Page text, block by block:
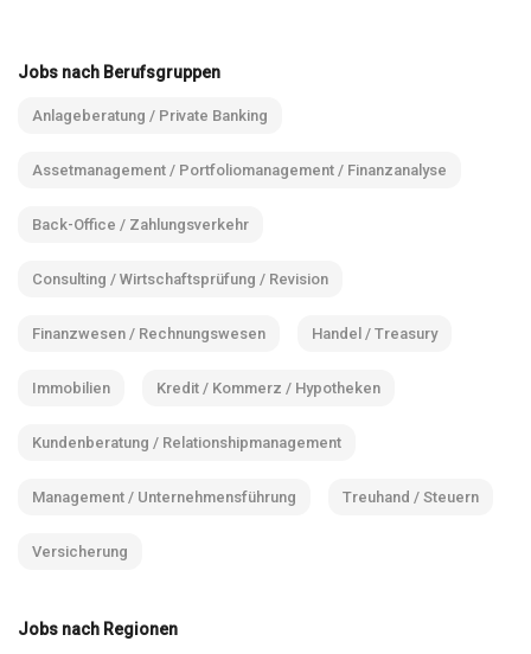
Jobs nach Berufsgruppen
Anlageberatung / Private Banking
Assetmanagement / Portfoliomanagement / Finanzanalyse
Back-Office / Zahlungsverkehr
Consulting / Wirtschaftsprüfung / Revision
Finanzwesen / Rechnungswesen Handel / Treasury
Immobilien Kredit / Kommerz / Hypotheken
Kundenberatung / Relationshipmanagement
Management / Unternehmensführung Treuhand / Steuern
Versicherung
Jobs nach Regionen